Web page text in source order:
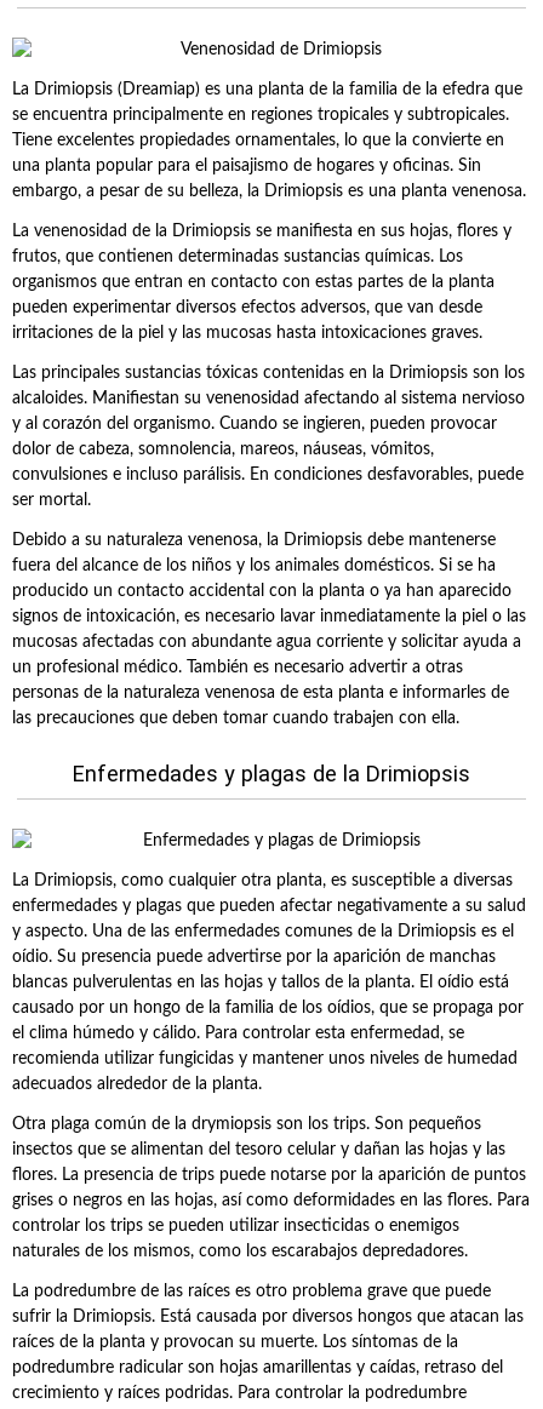
La Drimiopsis (Dreamiap) es una planta de la familia de la efedra que
se encuentra principalmente en regiones tropicales y subtropicales.
Tiene excelentes propiedades ornamentales, lo que la convierte en
una planta popular para el paisajismo de hogares y oficinas. Sin
embargo, a pesar de su belleza, la Drimiopsis es una planta venenosa.
La venenosidad de la Drimiopsis se manifiesta en sus hojas, flores y
frutos, que contienen determinadas sustancias químicas. Los
organismos que entran en contacto con estas partes de la planta
pueden experimentar diversos efectos adversos, que van desde
irritaciones de la piel y las mucosas hasta intoxicaciones graves.
Las principales sustancias tóxicas contenidas en la Drimiopsis son los
alcaloides. Manifiestan su venenosidad afectando al sistema nervioso
y al corazón del organismo. Cuando se ingieren, pueden provocar
dolor de cabeza, somnolencia, mareos, náuseas, vómitos,
convulsiones e incluso parálisis. En condiciones desfavorables, puede
ser mortal.
Debido a su naturaleza venenosa, la Drimiopsis debe mantenerse
fuera del alcance de los niños y los animales domésticos. Si se ha
producido un contacto accidental con la planta o ya han aparecido
signos de intoxicación, es necesario lavar inmediatamente la piel o las
mucosas afectadas con abundante agua corriente y solicitar ayuda a
un profesional médico. También es necesario advertir a otras
personas de la naturaleza venenosa de esta planta e informarles de
las precauciones que deben tomar cuando trabajen con ella.
Enfermedades y plagas de la Drimiopsis
La Drimiopsis, como cualquier otra planta, es susceptible a diversas
enfermedades y plagas que pueden afectar negativamente a su salud
y aspecto. Una de las enfermedades comunes de la Drimiopsis es el
oídio. Su presencia puede advertirse por la aparición de manchas
blancas pulverulentas en las hojas y tallos de la planta. El oídio está
causado por un hongo de la familia de los oídios, que se propaga por
el clima húmedo y cálido. Para controlar esta enfermedad, se
recomienda utilizar fungicidas y mantener unos niveles de humedad
adecuados alrededor de la planta.
Otra plaga común de la drymiopsis son los trips. Son pequeños
insectos que se alimentan del tesoro celular y dañan las hojas y las
flores. La presencia de trips puede notarse por la aparición de puntos
grises o negros en las hojas, así como deformidades en las flores. Para
controlar los trips se pueden utilizar insecticidas o enemigos
naturales de los mismos, como los escarabajos depredadores.
La podredumbre de las raíces es otro problema grave que puede
sufrir la Drimiopsis. Está causada por diversos hongos que atacan las
raíces de la planta y provocan su muerte. Los síntomas de la
podredumbre radicular son hojas amarillentas y caídas, retraso del
crecimiento y raíces podridas. Para controlar la podredumbre